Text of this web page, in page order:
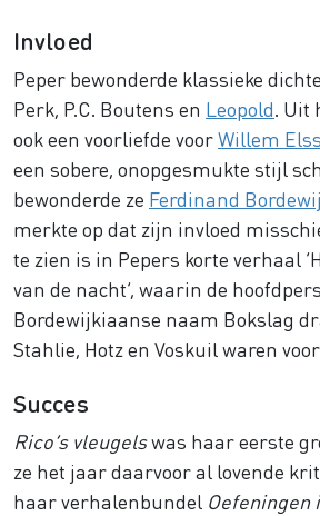
Invloed
Peper bewonderde klassieke
Perk, P.C. Boutens en Leopold .
ook een voorliefde voorWillem
een sobere, onopgesmukte stijl
bewonderde ze Ferdinand
merkte op dat zijn invloed
te zien is in Pepers korte verhaal
van de nacht’, waarin de
Bordewijkiaanse naam Bokslag
Stahlie, Hotz en Voskuil waren
Succes
Rico’s vleugelswas haar eerste
ze het jaar daarvoor al lovende
haar verhalenbundel Oefeningen